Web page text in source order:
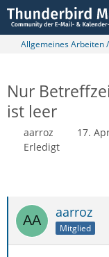
Allgemeines Arbeiten
Nur
ist leer
aarroz 17.
Erledigt
aarroz
Mitglied